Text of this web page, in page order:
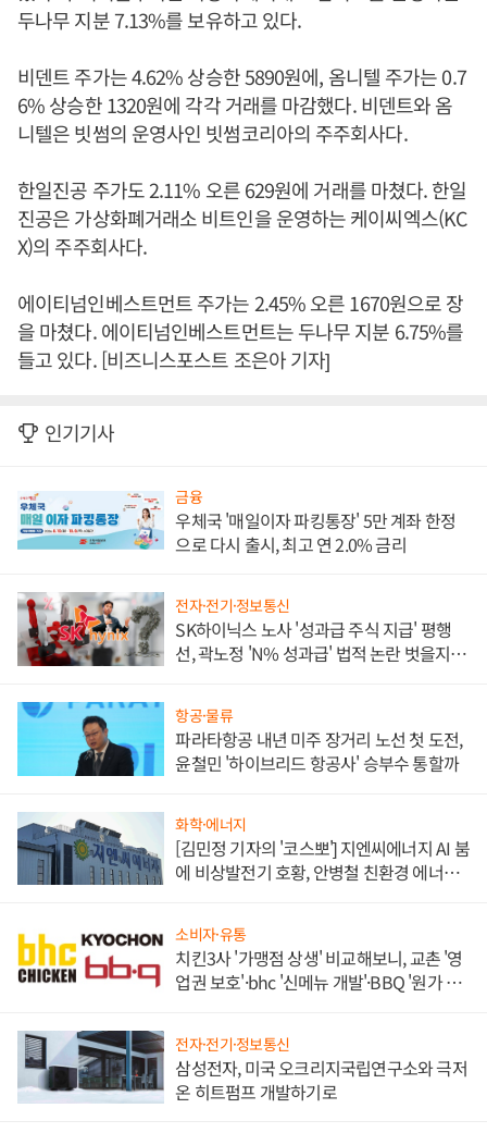
두나무 지분 7.13%를 보유하고 있다.
비덴트 주가는 4.62% 상승한 5890원에, 옴니텔 주가는 0.7
6% 상승한 1320원에 각각 거래를 마감했다. 비덴트와 옴
니텔은 빗썸의 운영사인 빗썸코리아의 주주회사다.
한일진공 주가도 2.11% 오른 629원에 거래를 마쳤다. 한일
진공은 가상화폐거래소 비트인을 운영하는 케이씨엑스(KC
X)의 주주회사다.
에이티넘인베스트먼트 주가는 2.45% 오른 1670원으로 장
을 마쳤다. 에이티넘인베스트먼트는 두나무 지분 6.75%를
들고 있다. [비즈니스포스트 조은아 기자]
인기기사
금융
우체국 '매일이자 파킹통장' 5만 계좌 한정
으로 다시 출시, 최고 연 2.0% 금리
전자·전기·정보통신
SK하이닉스 노사 '성과급 주식 지급' 평행
선, 곽노정 'N% 성과급' 법적 논란 벗을지 주
항공·물류
파라타항공 내년 미주 장거리 노선 첫 도전,
윤철민 '하이브리드 항공사' 승부수 통할까
화학·에너지
[김민정 기자의 '코스뽀'] 지엔씨에너지 AI 붐
에 비상발전기 호황, 안병철 친환경 에너지
소비자·유통
치킨3사 '가맹점 상생' 비교해보니, 교촌 '영
업권 보호'·bhc '신메뉴 개발'·BBQ '원가 부
전자·전기·정보통신
삼성전자, 미국 오크리지국립연구소와 극저
온 히트펌프 개발하기로